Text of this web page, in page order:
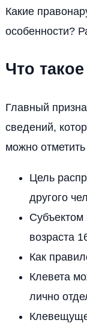
Какие
особенности?
Что
Главный
сведений,
можно
Цель
другого
Субъектом
возраста
Как
Клевета
лично